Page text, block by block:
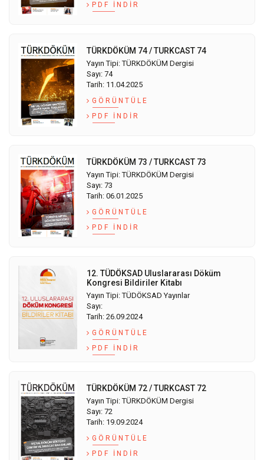
PDF İNDIR
TÜRKDÖKÜM 74 / TURKCAST 74
Yayın Tipi: TÜRKDÖKÜM Dergisi
Sayı: 74
Tarih: 11.04.2025
GÖRÜNTÜLE
PDF İNDIR
TÜRKDÖKÜM 73 / TURKCAST 73
Yayın Tipi: TÜRKDÖKÜM Dergisi
Sayı: 73
Tarih: 06.01.2025
GÖRÜNTÜLE
PDF İNDIR
12. TÜDÖKSAD Uluslararası Döküm
Kongresi Bildiriler Kitabı
Yayın Tipi: TÜDÖKSAD Yayınlar
Sayı:
Tarih: 26.09.2024
GÖRÜNTÜLE
PDF İNDIR
TÜRKDÖKÜM 72 / TURKCAST 72
Yayın Tipi: TÜRKDÖKÜM Dergisi
Sayı: 72
Tarih: 19.09.2024
GÖRÜNTÜLE
PDF İNDIR